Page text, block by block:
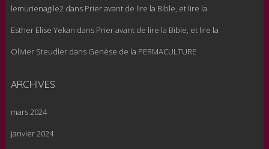
lemurienagile2dans Prier avant de lire la Bible, et lire la
Esther Elise Yekan dans Prier avant de lire la Bible, et lire la
Olivier Steudlerdans Genèse de la PERMACULTURE
ARCHIVES
mars 2024
janvier 2024